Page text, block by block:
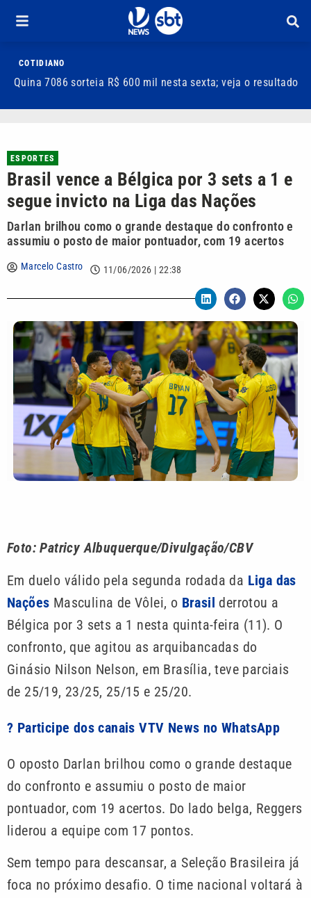
COTIDIANO
Quina 7086 sorteia R$ 600 mil nesta sexta; veja o resultado
ESPORTES
Brasil vence a Bélgica por 3 sets a 1 e
segue invicto na Liga das Nações
Darlan brilhou como o grande destaque do confronto e
assumiu o posto de maior pontuador, com 19 acertos
Marcelo Castro 11/06/2026 | 22:38
Foto: Patricy Albuquerque/Divulgação/CBV
Em duelo válido pela segunda rodada da Liga das
Nações Masculina de Vôlei, o Brasil derrotou a
Bélgica por 3 sets a 1 nesta quinta-feira (11). O
confronto, que agitou as arquibancadas do
Ginásio Nilson Nelson, em Brasília, teve parciais
de 25/19, 23/25, 25/15 e 25/20.
? Participe dos canais VTV News no WhatsApp
O oposto Darlan brilhou como o grande destaque
do confronto e assumiu o posto de maior
pontuador, com 19 acertos. Do lado belga, Reggers
liderou a equipe com 17 pontos.
Sem tempo para descansar, a Seleção Brasileira já
foca no próximo desafio. O time nacional voltará à